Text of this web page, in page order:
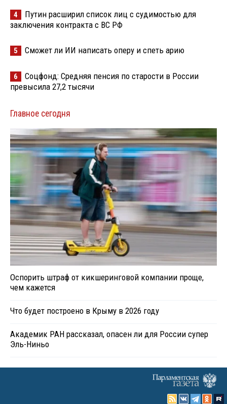
4
Путин расширил список лиц с судимостью для
заключения контракта с ВС РФ
5 Сможет ли ИИ написать оперу и спеть арию
6
Соцфонд: Средняя пенсия по старости в России
превысила 27,2 тысячи
Главное сегодня
Оспорить штраф от кикшеринговой компании проще,
чем кажется
Что будет построено в Крыму в 2026 году
Академик РАН рассказал, опасен ли для России супер
Эль-Ниньо